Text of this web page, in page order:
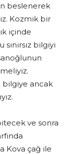
beslenerek
Kozmik bir
içinde
sınırsız bilgiyi
bilgiye ancak
ve sonra
Kova çağ ile